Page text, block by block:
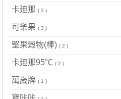
卡廸那 ( 3 )
可樂果 ( 3 )
堅果穀物(棒) ( 2 )
卡廸那95℃ ( 2 )
萬歲牌 ( 1 )